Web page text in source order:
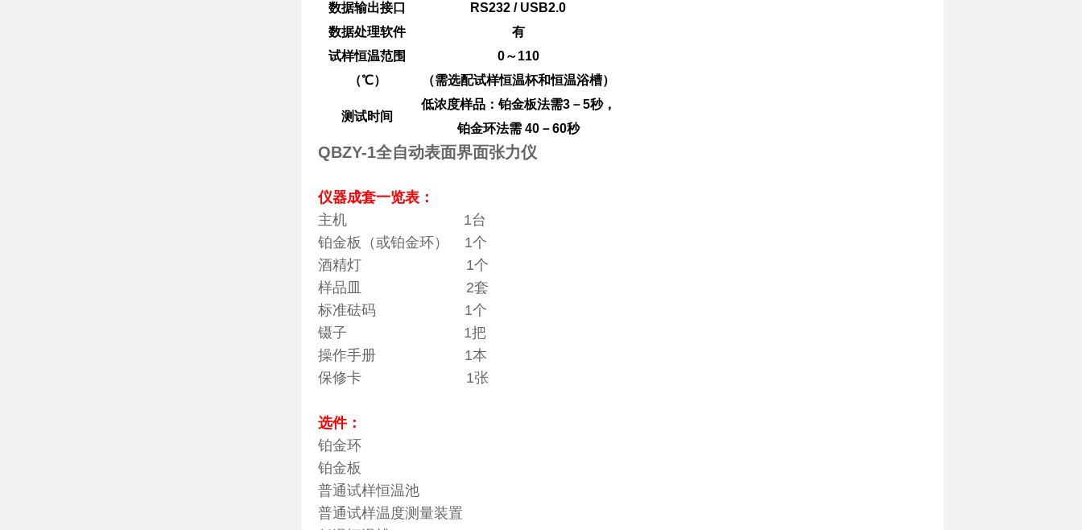
数据输出接口
RS232 / USB2.0
数据处理软件
有
试样恒温范围
（℃）
0～110
（需选配试样恒温杯和恒温浴槽）
测试时间
低浓度样品：铂金板法需3－5秒，
铂金环法需 40－60秒
QBZY-1全自动表面界面张力仪
仪器成套一览表：
主机 1台
铂金板（或铂金环） 1个
酒精灯 1个
样品皿 2套
标准砝码 1个
镊子 1把
操作手册 1本
保修卡 1张
选件：
铂金环
铂金板
普通试样恒温池
普通试样温度测量装置